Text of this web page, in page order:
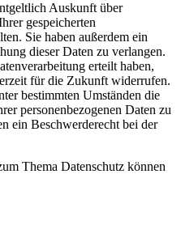
Auskunft über
gespeicherten
Sie haben außerdem ein
dieser Daten zu verlangen.
erteilt haben,
für die Zukunft widerrufen.
bestimmten Umständen die
personenbezogenen Daten zu
ein Beschwerderecht bei der
Thema Datenschutz können